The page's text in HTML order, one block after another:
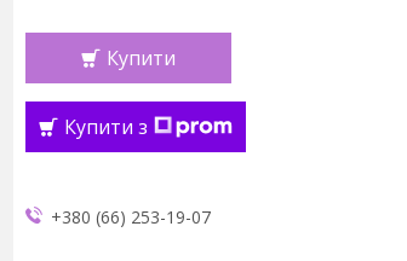
Купити
Купити з
+380 (66) 253-19-07